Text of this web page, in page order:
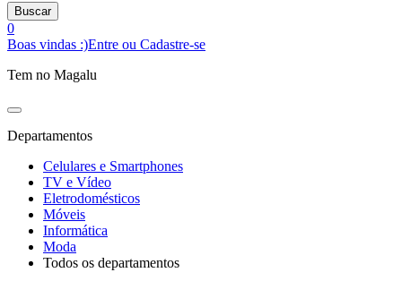
Buscar
0
Boas vindas :)Entre ou Cadastre-se
Tem no Magalu
Departamentos
Celulares e Smartphones
TV e Vídeo
Eletrodomésticos
Móveis
Informática
Moda
Todos os departamentos